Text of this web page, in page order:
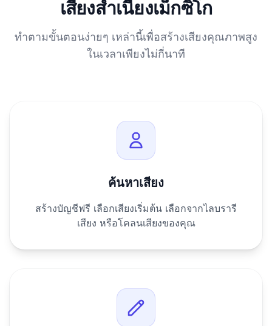
เสียงสำเนียงเม็กซิโก
ทำตามขั้นตอนง่ายๆ เหล่านี้เพื่อสร้างเสียงคุณภาพสูง
ในเวลาเพียงไม่กี่นาที
ค้นหาเสียง
สร้างบัญชีฟรี เลือกเสียงเริ่มต้น เลือกจากไลบรารี
เสียง หรือโคลนเสียงของคุณ